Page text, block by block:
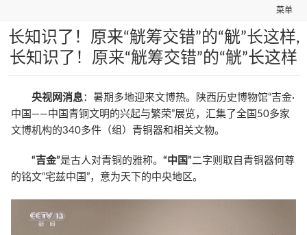
菜单
长知识了！原来“觥筹交错”的“觥”长这样,
长知识了！原来“觥筹交错”的“觥”长这样
央视网消息：暑期多地迎来文博热。陕西历史博物馆“吉金·
中国——中国青铜文明的兴起与繁荣”展览，汇集了全国50多家
文博机构的340多件（组）青铜器和相关文物。
“吉金”是古人对青铜的雅称。“中国”二字则取自青铜器何尊
的铭文“宅兹中国”，意为天下的中央地区。